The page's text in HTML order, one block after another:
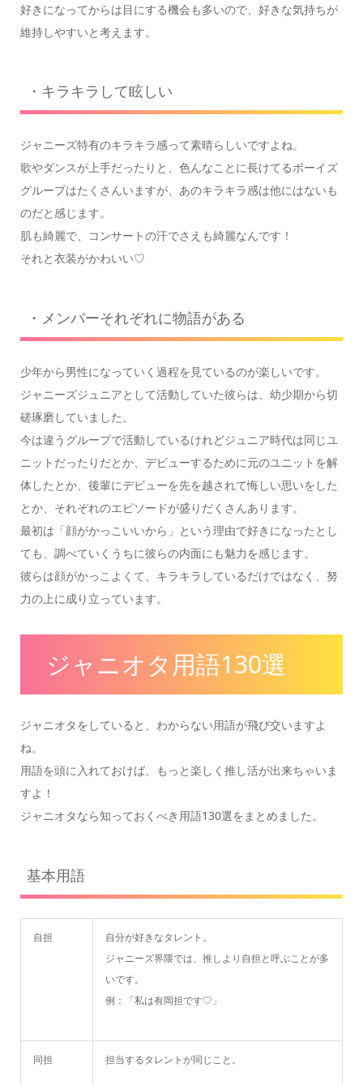
好きになってからは目にする機会も多いので、好きな気持ちが
維持しやすいと考えます。
・キラキラして眩しい
ジャニーズ特有のキラキラ感って素晴らしいですよね。
歌やダンスが上手だったりと、色んなことに長けてるボーイズ
グループはたくさんいますが、あのキラキラ感は他にはないも
のだと感じます。
肌も綺麗で、コンサートの汗でさえも綺麗なんです！
それと衣装がかわいい♡
・メンバーそれぞれに物語がある
少年から男性になっていく過程を見ているのが楽しいです。
ジャニーズジュニアとして活動していた彼らは、幼少期から切
磋琢磨していました。
今は違うグループで活動しているけれどジュニア時代は同じユ
ニットだったりだとか、デビューするために元のユニットを解
体したとか、後輩にデビューを先を越されて悔しい思いをした
とか、それぞれのエピソードが盛りだくさんあります。
最初は「顔がかっこいいから」という理由で好きになったとし
ても、調べていくうちに彼らの内面にも魅力を感じます。
彼らは顔がかっこよくて、キラキラしているだけではなく、努
力の上に成り立っています。
ジャニオタ用語130選
ジャニオタをしていると、わからない用語が飛び交いますよ
ね。
用語を頭に入れておけば、もっと楽しく推し活が出来ちゃいま
すよ！
ジャニオタなら知っておくべき用語130選をまとめました。
基本用語
自担
自分が好きなタレント。
ジャニーズ界隈では、推しより自担と呼ぶことが多
いです。
例：「私は有岡担です♡」
同担 担当するタレントが同じこと。